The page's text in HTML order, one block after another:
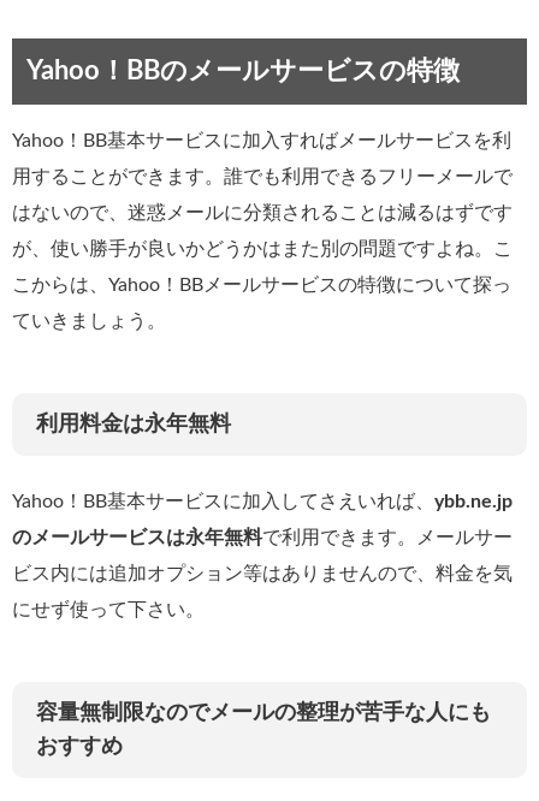
Yahoo！BBのメールサービスの特徴
Yahoo！BB基本サービスに加入すればメールサービスを利
用することができます。誰でも利用できるフリーメールで
はないので、迷惑メールに分類されることは減るはずです
が、使い勝手が良いかどうかはまた別の問題ですよね。こ
こからは、Yahoo！BBメールサービスの特徴について探っ
ていきましょう。
利用料金は永年無料
Yahoo！BB基本サービスに加入してさえいれば、 ybb.ne.jp
のメールサービスは永年無料で利用できます。メールサー
ビス内には追加オプション等はありませんので、料金を気
にせず使って下さい。
容量無制限なのでメールの整理が苦手な人にも
おすすめ